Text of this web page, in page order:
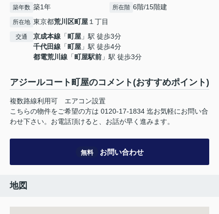
築年数 築1年 所在階 6階/15階建
所在地 東京都荒川区町屋 １丁目
交通 京成本線 「町屋 」駅 徒歩3分
千代田線 「町屋 」駅 徒歩4分
都電荒川線 「町屋駅前 」駅 徒歩3分
アジールコート町屋のコメント(おすすめポイント)
複数路線利用可 エアコン設置
こちらの物件をご希望の方は 0120-17-1834 迄お気軽にお問い合
わせ下さい。お電話頂けると、お話が早く進みます。
無料 お問い合わせ
地図